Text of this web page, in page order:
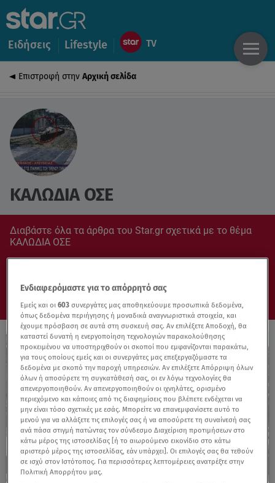
Ειδήσεις Lifestyle
Επιστροφή στην Αρχική σελίδα
ΚΑΛΩΔΙΑ ΟΣΕ
Διαβάστε όλα τα άρθρα του Star.gr σχετικά με το θέμα
ΚΑΛΩΔΙΑ ΟΣΕ
Ενδιαφερόμαστε για το απόρρητό σας
Εμείς και οι603 συνεργάτες μας αποθηκεύουμε προσωπικά δεδομένα,
όπως δεδομένα περιήγησης ή μοναδικά αναγνωριστικά στοιχεία, και
έχουμε πρόσβαση σε αυτά στη συσκευή σας. Αν επιλέξετε Αποδοχή, θα
καταστεί δυνατή η ενεργοποίηση τεχνολογιών παρακολούθησης
προκειμένου να υποστηριχθούν οι σκοποί που εμφανίζονται παρακάτω,
για τους οποίους εμείς και οι συνεργάτες μας επεξεργαζόμαστε τα
δεδομένα με σκοπό την παροχή υπηρεσιών. Αν επιλέξετε Απόρριψη όλων
όλων ή αποσύρετε τη συγκατάθεσή σας, οι εν λόγω τεχνολογίες θα
απενεργοποιηθούν. Αν απενεργοποιηθούν οι ιχνηλάτες, ορισμένο
περιεχόμενο και κάποιες από τις διαφημίσεις που βλέπετε ενδέχεται να
μην είναι τόσο σχετικές με εσάς. Μπορείτε να επανεμφανίσετε αυτό το
μενού για να αλλάξετε τις επιλογές σας ή να αποσύρετε τη συναίνεσή σας
ανά πάσα στιγμή πατώντας τον σύνδεσμο Διαχείριση προτιμήσεων στο
κάτω μέρος της ιστοσελίδας [ή το αιωρούμενο εικονίδιο στο κάτω
αριστερό μέρος της ιστοσελίδας, εάν υπάρχει]. Οι επιλογές σας θα τεθούν
σε ισχύ στον Ιστότοπος. Για περισσότερες λεπτομέρειες ανατρέξτε στην
Πολιτική Απορρήτου μας.